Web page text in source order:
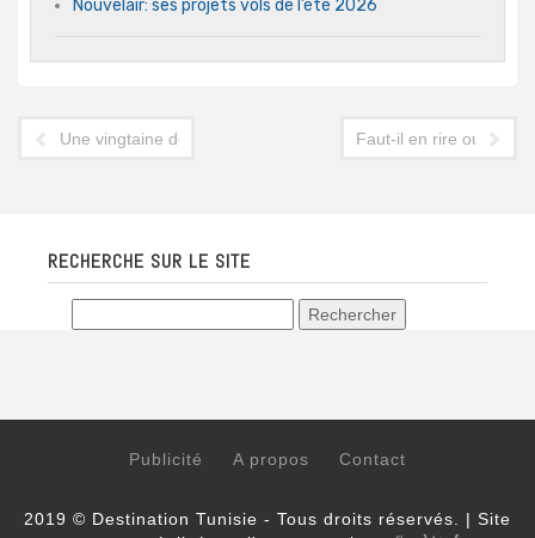
Nouvelair: ses projets vols de l’été 2026
Une vingtaine de nationalités exemptées de visa pour entrer
Faut-il en rire ou en
RECHERCHE SUR LE SITE
Publicité A propos Contact
2019 © Destination Tunisie - Tous droits réservés. | Site